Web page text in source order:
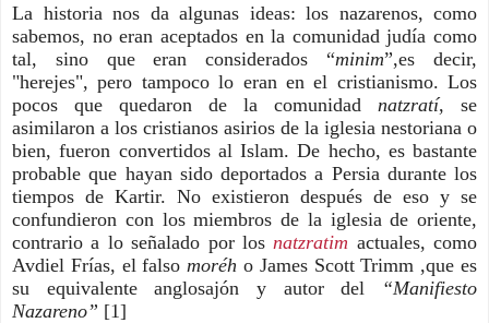
La historia nos da algunas ideas: los nazarenos, como
sabemos, no eran aceptados en la comunidad judía como
tal, sino que eran considerados “minim”,es decir,
"herejes", pero tampoco lo eran en el cristianismo. Los
pocos que quedaron de la comunidad natzratí, se
asimilaron a los cristianos asirios de la iglesia nestoriana o
bien, fueron convertidos al Islam. De hecho, es bastante
probable que hayan sido deportados a Persia durante los
tiempos de Kartir. No existieron después de eso y se
confundieron con los miembros de la iglesia de oriente,
contrario a lo señalado por los natzratim actuales, como
Avdiel Frías, el falso morého James Scott Trimm ,que es
su equivalente anglosajón y autor del “Manifiesto
Nazareno” [1]